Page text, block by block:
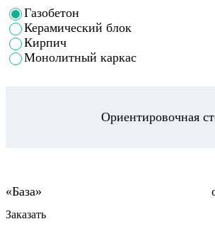
Газобетон
Керамический блок
Кирпич
Монолитный каркас
Ориентировочная
Заказать